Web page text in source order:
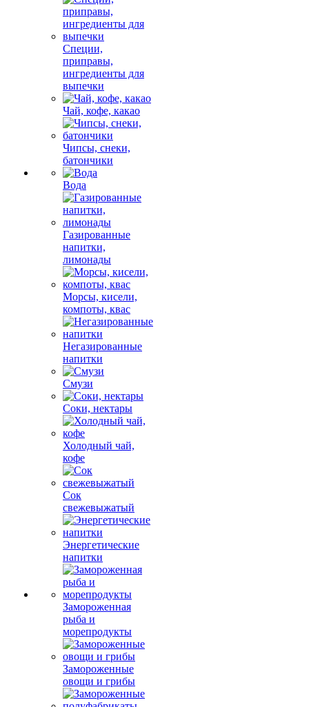
Специи,
приправы,
ингредиенты для
выпечки
Чай, кофе, какао
Чипсы, снеки,
батончики
Вода
Газированные
напитки,
лимонады
Морсы, кисели,
компоты, квас
Негазированные
напитки
Смузи
Соки, нектары
Холодный чай,
кофе
Сок
свежевыжатый
Энергетические
напитки
Замороженная
рыба и
морепродукты
Замороженные
овощи и грибы